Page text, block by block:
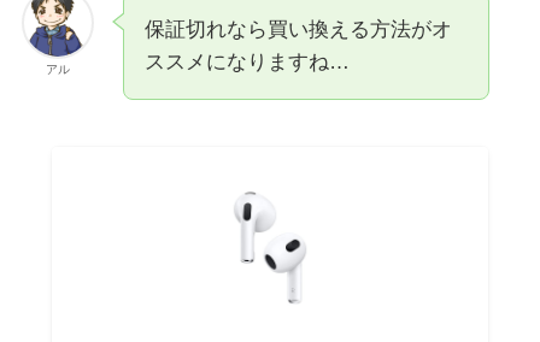
アル
保証切れなら買い換える方法がオ
ススメになりますね…